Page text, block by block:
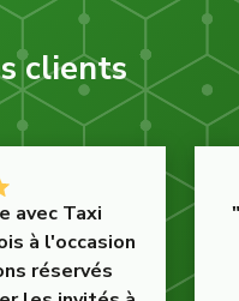
clients
avec Taxi
à l'occasion
réservés